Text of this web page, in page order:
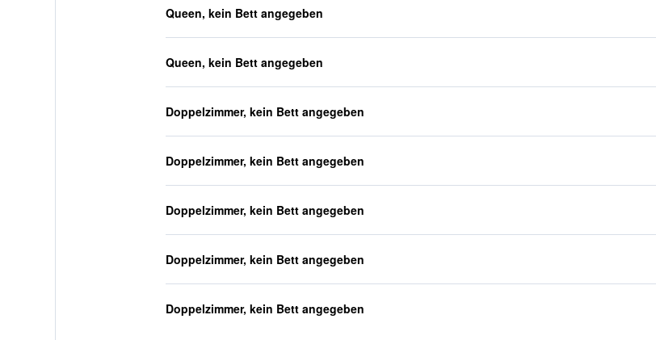
Queen, kein Bett angegeben
Queen, kein Bett angegeben
Doppelzimmer, kein Bett angegeben
Doppelzimmer, kein Bett angegeben
Doppelzimmer, kein Bett angegeben
Doppelzimmer, kein Bett angegeben
Doppelzimmer, kein Bett angegeben